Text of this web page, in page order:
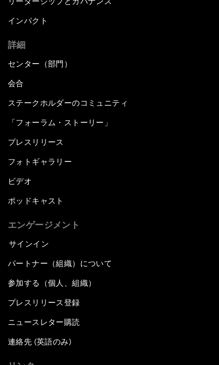
インパクト
詳細
センター（部門）
会合
ステークホルダーのコミュニティ
「フォーラム・ストーリー」
プレスリリース
フォトギャラリー
ビデオ
ポッドキャスト
エンゲージメント
サインイン
パートナー（組織）について
参加する（個人、組織）
プレスリリース登録
ニュースレター購読
連絡先 (英語のみ)